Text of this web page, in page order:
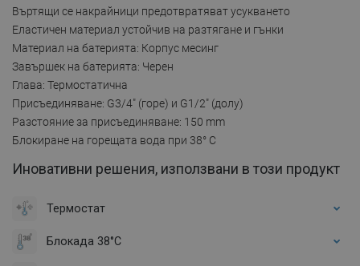
Въртящи се накрайници предотвратяват усукването
Еластичен материал устойчив на разтягане и гънки
Материал на батерията: Корпус месинг
Завършек на батерията: Черен
Глава: Термостатична
Присъединяване: G3/4" (горе) и G1/2" (долу)
Разстояние за присъединяване: 150 mm
Блокиране на горещата вода при 38° C
Иновативни решения, използвани в този продукт
Термостат
Блокада 38°C